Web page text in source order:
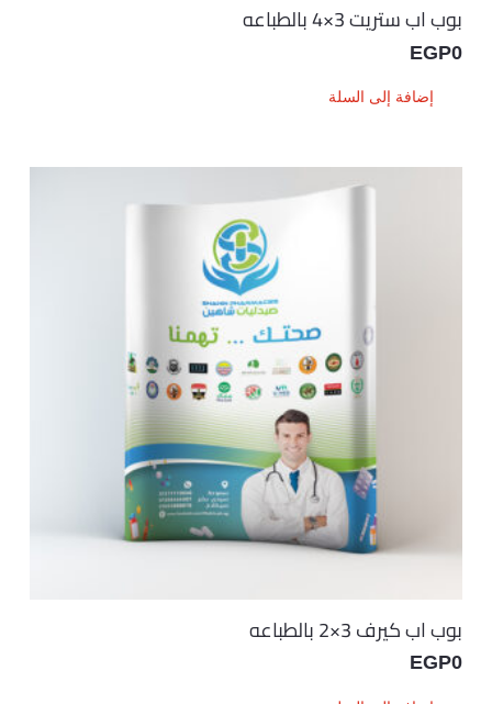
بوب اب ستريت 3×4 بالطباعه
EGP0
إضافة إلى السلة
بوب اب كيرف 3×2 بالطباعه
EGP0